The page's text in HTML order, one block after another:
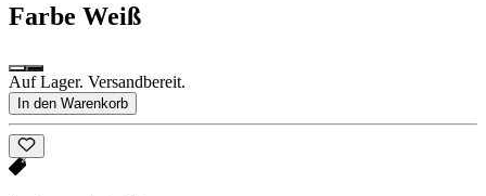
Farbe Weiß
Auf Lager. Versandbereit.
In den Warenkorb